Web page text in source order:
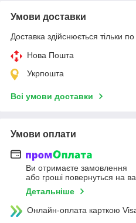
Умови доставки
Доставка здійснюється тільки
Нова Пошта
Укрпошта
Всі умови доставки
Умови оплати
Ви отримаєте замовлення
або гроші повернуться на
Детальніше
Онлайн-оплата карткою